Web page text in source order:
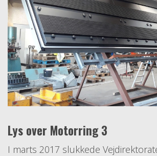
Lys over Motorring 3
I marts 2017 slukkede